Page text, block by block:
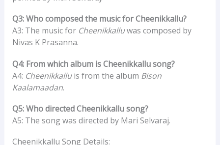
Q3: Who composed the music for Cheenikkallu?
A3: The music for Cheenikkalluwas composed by
Nivas K Prasanna.
Q4: From which album is Cheenikkallu song?
A4: Cheenikkalluis from the album Bison
Kaalamaadan.
Q5: Who directed Cheenikkallu song?
A5: The song was directed by Mari Selvaraj.
Cheenikkallu Song Details: